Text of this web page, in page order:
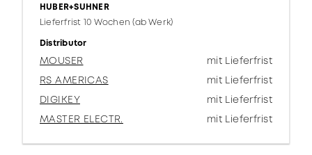
HUBER+SUHNER
Lieferfrist 10 Wochen (ab Werk)
Distributor
MOUSER
mit Lieferfrist
RS AMERICAS
mit Lieferfrist
DIGIKEY
mit Lieferfrist
MASTER ELECTR.
mit Lieferfrist